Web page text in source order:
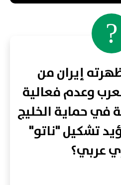
?
إيران من
وعدم فعالية
في حماية الخليج
تشكيل "ناتو"
عربي؟